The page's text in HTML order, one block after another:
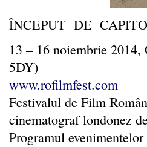
ÎNCEPUT DE
13 – 16 noiembrie
5DY)
www.rofilmfest.com
Festivalul de Film
cinematograf londonez
Programul